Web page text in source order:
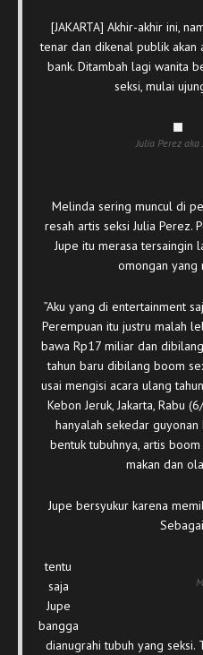
[JAKARTA] Akhir-akhir ini,
tenar dan dikenal publik akan
bank. Ditambah lagi wanita
seksi, mulai
Julia Perez aka
Melinda sering muncul di
resah artis seksi Julia Perez.
Jupe itu merasa tersaingin
omongan yang
”Aku yang di entertainment
Perempuan itu justru malah
bawa Rp17 miliar dan
tahun baru dibilang boom
usai mengisi acara ulang
Kebon Jeruk, Jakarta, Rabu
hanyalah sekedar guyonan
bentuk tubuhnya, artis
makan dan
Jupe bersyukur karena
tentu
saja
Jupe
bangga
dianugrahi tubuh yang seksi.